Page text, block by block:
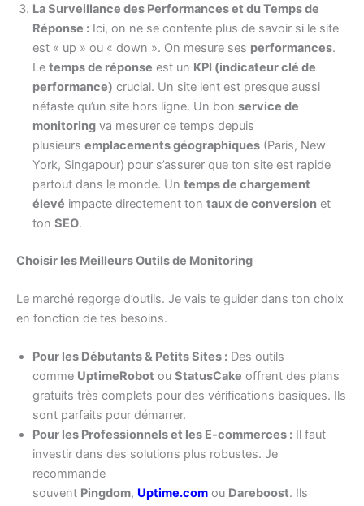
La Surveillance des Performances et du Temps de
Réponse : Ici, on ne se contente plus de savoir si le site
est « up » ou « down ». On mesure ses performances.
Le temps de réponse est un KPI (indicateur clé de
performance) crucial. Un site lent est presque aussi
néfaste qu’un site hors ligne. Un bon service de
monitoring va mesurer ce temps depuis
plusieurs emplacements géographiques (Paris, New
York, Singapour) pour s’assurer que ton site est rapide
partout dans le monde. Un temps de chargement
élevé impacte directement ton taux de conversion et
ton SEO.
Choisir les Meilleurs Outils de Monitoring
Le marché regorge d’outils. Je vais te guider dans ton choix
en fonction de tes besoins.
Pour les Débutants & Petits Sites : Des outils
comme UptimeRobot ou StatusCake offrent des plans
gratuits très complets pour des vérifications basiques. Ils
sont parfaits pour démarrer.
Pour les Professionnels et les E-commerces : Il faut
investir dans des solutions plus robustes. Je
recommande
souvent Pingdom, Uptime.com ou Dareboost. Ils